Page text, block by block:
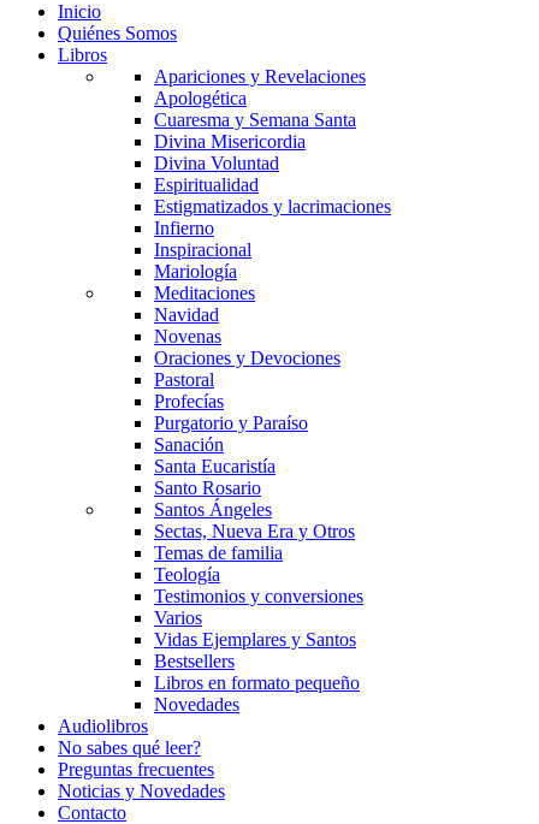
Inicio
Quiénes Somos
Libros
Apariciones y Revelaciones
Apologética
Cuaresma y Semana Santa
Divina Misericordia
Divina Voluntad
Espiritualidad
Estigmatizados y lacrimaciones
Infierno
Inspiracional
Mariología
Meditaciones
Navidad
Novenas
Oraciones y Devociones
Pastoral
Profecías
Purgatorio y Paraíso
Sanación
Santa Eucaristía
Santo Rosario
Santos Ángeles
Sectas, Nueva Era y Otros
Temas de familia
Teología
Testimonios y conversiones
Varios
Vidas Ejemplares y Santos
Bestsellers
Libros en formato pequeño
Novedades
Audiolibros
No sabes qué leer?
Preguntas frecuentes
Noticias y Novedades
Contacto